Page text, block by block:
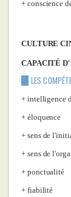
conscience
CULTURE
CAPACITÉ
LES
intelligence
éloquence
sens de
sens de
ponctualité
fiabilité